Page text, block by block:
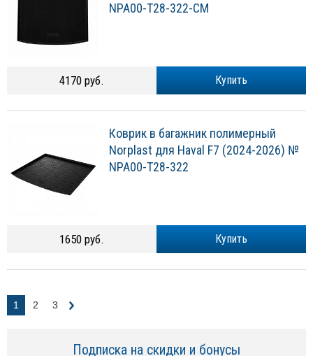
NPA00-T28-322-CM
Купить
4170 руб.
Коврик в багажник полимерный
Norplast для Haval F7 (2024-2026) №
NPA00-T28-322
Купить
1650 руб.
1 2 3
Подписка на скидки и бонусы